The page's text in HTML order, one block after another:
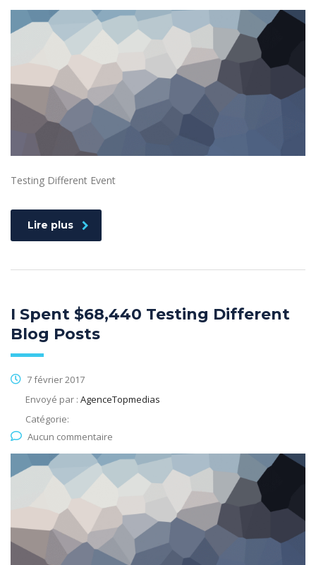
Testing Different Event
Lire plus
I Spent $68,440 Testing Different
Blog Posts
7 février 2017
Envoyé par : AgenceTopmedias
Catégorie:
Aucun commentaire